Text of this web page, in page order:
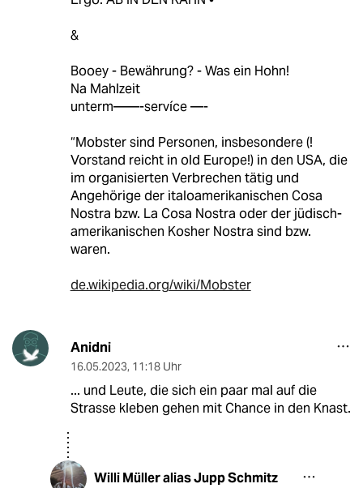
&
Booey - Bewährung? - Was ein Hohn!
Na Mahlzeit
unterm——-servíce —-
“Mobster sind Personen, insbesondere (!
Vorstand reicht in old Europe!) in den USA, die
im organisierten Verbrechen tätig und
Angehörige der italoamerikanischen Cosa
Nostra bzw. La Cosa Nostra oder der jüdisch-
amerikanischen Kosher Nostra sind bzw.
waren.
de.wikipedia.org/wiki/Mobster
Anidni
16.05.2023, 11:18 Uhr
... und Leute, die sich ein paar mal auf die
Strasse kleben gehen mit Chance in den Knast.
Willi Müller alias Jupp Schmitz